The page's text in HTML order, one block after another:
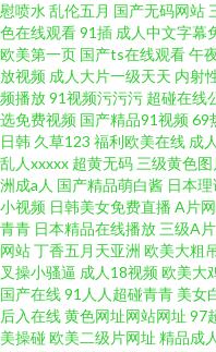
洲天码中字一区 国产欧美一区
91h人妻网站 国产在线观看播放
影小说网
慰喷水 乱伦五月 国产无码网站
色在线观看91插 成人中文字幕
欧美第一页 国产ts在线观看午
放视频 成人大片一级天天 内射
频播放91视频污污污 超碰在线
选免费视频 国产精品91视频69
日韩 久草123 福利欧美在线 成
乱人xxxxx 超黄无码 三级黄色图
洲成a人 国产精品萌白酱 日本
小视频 日韩美女免费直播 A片
青青 日本精品在线播放 三级A片
网站丁香五月天亚洲 欧美大粗
叉操小骚逼 成人18视频欧美大
国产在线91人人超碰青青 美女
后入在线黄色网址网站网址 97
美操碰欧美二级片网址 精品成